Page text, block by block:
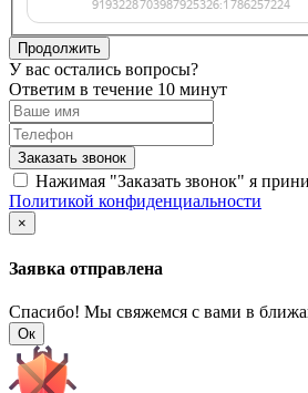
Продолжить
У вас остались вопросы?
Ответим в течение 10 минут
Заказать звонок
Нажимая "Заказать звонок" я
Политикой конфиденциальности
×
Заявка отправлена
Спасибо! Мы свяжемся с вами в
Ок